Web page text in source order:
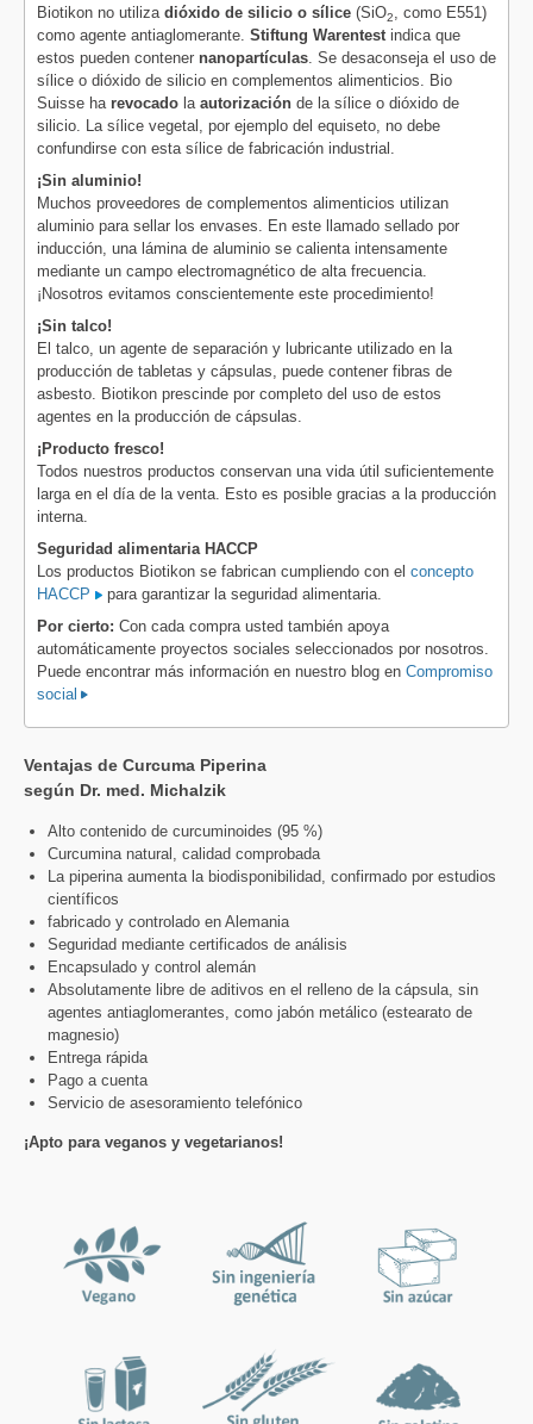
Biotikon no utiliza dióxido de silicio o sílice (SiO2, como E551)
como agente antiaglomerante. Stiftung Warentestindica que
estos pueden contener nanopartículas. Se desaconseja el uso de
sílice o dióxido de silicio en complementos alimenticios. Bio
Suisse ha revocado la autorización de la sílice o dióxido de
silicio. La sílice vegetal, por ejemplo del equiseto, no debe
confundirse con esta sílice de fabricación industrial.
¡Sin aluminio!
Muchos proveedores de complementos alimenticios utilizan
aluminio para sellar los envases. En este llamado sellado por
inducción, una lámina de aluminio se calienta intensamente
mediante un campo electromagnético de alta frecuencia.
¡Nosotros evitamos conscientemente este procedimiento!
¡Sin talco!
El talco, un agente de separación y lubricante utilizado en la
producción de tabletas y cápsulas, puede contener fibras de
asbesto. Biotikon prescinde por completo del uso de estos
agentes en la producción de cápsulas.
¡Producto fresco!
Todos nuestros productos conservan una vida útil suficientemente
larga en el día de la venta. Esto es posible gracias a la producción
interna.
Seguridad alimentaria HACCP
Los productos Biotikon se fabrican cumpliendo con el concepto
HACCP
para garantizar la seguridad alimentaria.
Por cierto: Con cada compra usted también apoya
automáticamente proyectos sociales seleccionados por nosotros.
Puede encontrar más información en nuestro blog en Compromiso
social
Ventajas de Curcuma Piperina
según Dr. med. Michalzik
Alto contenido de curcuminoides (95 %)
Curcumina natural, calidad comprobada
La piperina aumenta la biodisponibilidad, confirmado por estudios
científicos
fabricado y controlado en Alemania
Seguridad mediante certificados de análisis
Encapsulado y control alemán
Absolutamente libre de aditivos en el relleno de la cápsula, sin
agentes antiaglomerantes, como jabón metálico (estearato de
magnesio)
Entrega rápida
Pago a cuenta
Servicio de asesoramiento telefónico
¡Apto para veganos y vegetarianos!